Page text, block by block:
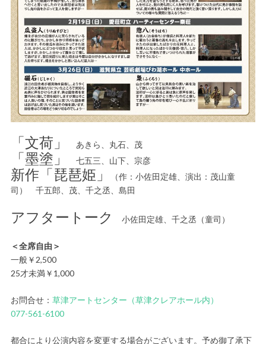
「文荷」 あきら、丸石、茂
「墨塗」 七五三、山下、宗彦
新作「琵琶姫」
（作：小佐田定雄、演出：茂山童
司） 千五郎、茂、千之丞、島田
アフタートーク 小佐田定雄、千之丞（童司）
＜全席自由＞
一般￥2,500
25才未満￥1,000
お問合せ： 草津アートセンター（草津クレアホール内）
077-561-6100
都合により公演内容を変更する場合がございます。予め御了承下